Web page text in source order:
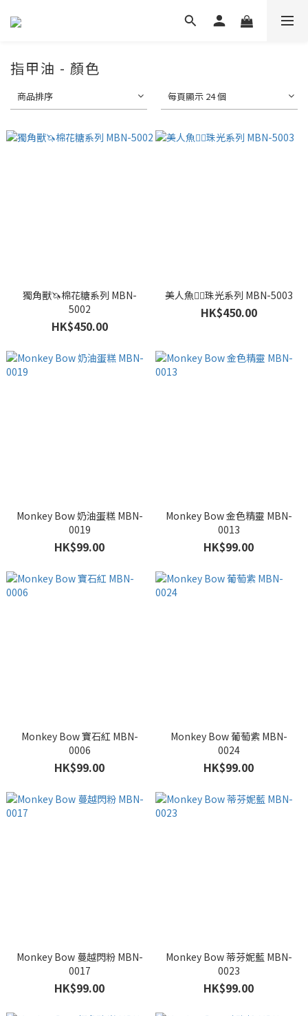
指甲油 - 顏色
商品排序 每頁顯示 24 個
獨角獸🦄️棉花糖系列 MBN-
5002
HK$450.00
美人魚🧜‍♀️珠光系列 MBN-5003
HK$450.00
Monkey Bow 奶油蛋糕 MBN-
0019
HK$99.00
Monkey Bow 金色精靈 MBN-
0013
HK$99.00
Monkey Bow 寶石紅 MBN-
0006
HK$99.00
Monkey Bow 葡萄紫 MBN-
0024
HK$99.00
Monkey Bow 蔓越閃粉 MBN-
0017
HK$99.00
Monkey Bow 蒂芬妮藍 MBN-
0023
HK$99.00